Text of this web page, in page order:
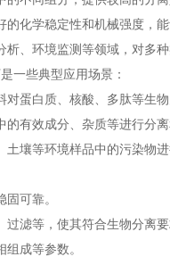
学稳定性和机械强度，能
环境监测等领域，对多种
些典型应用场景：
白质、核酸、多肽等生物
效成分、杂质等进行分离
等环境样品中的污染物进
可靠。
滤等，使其符合生物分离要
成等参数。